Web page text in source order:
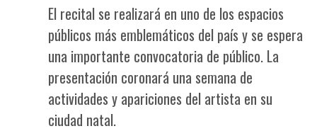
El recital se realizará en uno de los espacios
públicos más emblemáticos del país y se espera
una importante convocatoria de público. La
presentación coronará una semana de
actividades y apariciones del artista en su
ciudad natal.